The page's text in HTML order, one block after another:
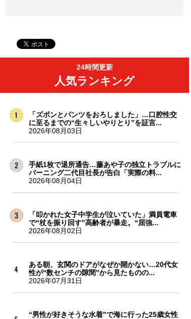
24時間更新
人気ランキング
「ズボンとパンツをおろしました」…口腔性交
に至るまでの“生々しいやりとり”を証言...
2026年08月03日
手紙1枚で退所通告…藤あや子の独立トラブルに
バーニング二代目社長が告白「実際の料...
2026年08月04日
「叩かれた女子中学生が泣いていた」満員電車
で“杖を振り回す”高齢者が暴走。“屈強...
2026年08月02日
ある朝、玄関のドアがなぜか開かない…20代女
性が“数センチの隙間”から見たものの...
2026年07月31日
“男性が好きそうな水着”で海に行った25歳女性